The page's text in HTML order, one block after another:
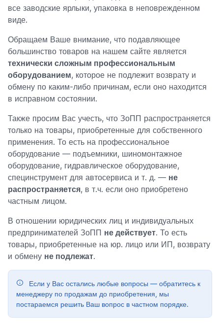
все заводские ярлыки, упаковка в неповрежденном
виде.
Обращаем Ваше внимание, что подавляющее
большинство товаров на нашем сайте является
технически сложным профессиональным
оборудованием, которое не подлежит возврату и
обмену по каким-либо причинам, если оно находится
в исправном состоянии.
Также просим Вас учесть, что ЗоПП распространяется
только на товары, приобретенные для собственного
применения. То есть на профессиональное
оборудование — подъемники, шиномонтажное
оборудование, гидравлическое оборудование,
специнструмент для автосервиса и т. д. — не
распространяется, в т.ч. если оно приобретено
частным лицом.
В отношении юридических лиц и индивидуальных
предпринимателей ЗоПП не действует. То есть
товары, приобретенные на юр. лицо или ИП, возврату
и обмену не подлежат.
Если у Вас остались любые вопросы — обратитесь к
менеджеру по продажам до приобретения, мы
постараемся решить Ваш вопрос в частном порядке.